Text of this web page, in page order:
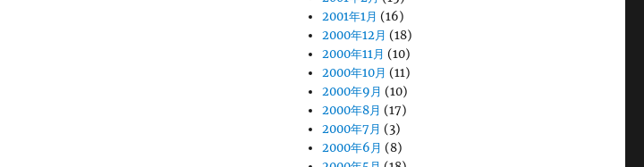
2001年1月 (16)
2000年12月 (18)
2000年11月 (10)
2000年10月 (11)
2000年9月 (10)
2000年8月 (17)
2000年7月 (3)
2000年6月 (8)